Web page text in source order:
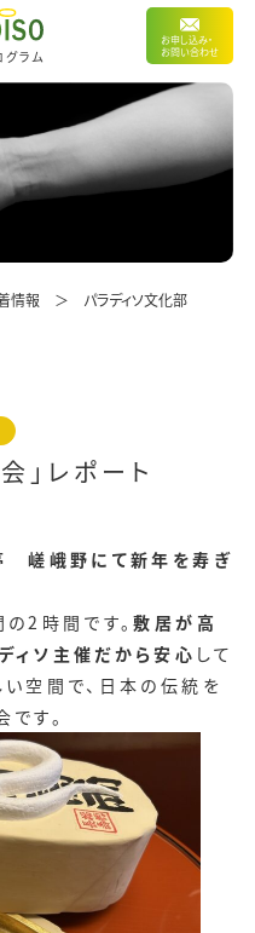
ラム
お申し込み・
お問い合わせ
情報
パラディソ文化部
」レポート
嵯峨野にて新年を寿ぎ
2時間です。敷居が高
ィソ主催だから安心 して
空間で、日本の伝統を
す。